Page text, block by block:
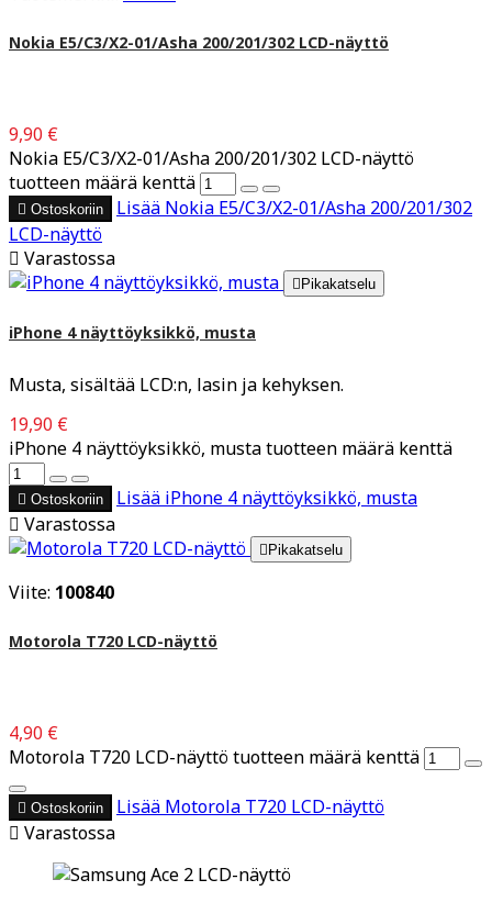
Nokia E5/C3/X2-01/Asha 200/201/302 LCD-näyttö
9,90 €
Nokia E5/C3/X2-01/Asha 200/201/302 LCD-näyttö
tuotteen määrä kenttä
 Ostoskoriin Lisää Nokia E5/C3/X2-01/Asha 200/201/302
LCD-näyttö
 Varastossa
Pikakatselu
iPhone 4 näyttöyksikkö, musta
Musta, sisältää LCD:n, lasin ja kehyksen.
19,90 €
iPhone 4 näyttöyksikkö, musta tuotteen määrä kenttä
 Ostoskoriin Lisää iPhone 4 näyttöyksikkö, musta
 Varastossa
 Pikakatselu
Viite: 100840
Motorola T720 LCD-näyttö
4,90 €
Motorola T720 LCD-näyttö tuotteen määrä kenttä
 Ostoskoriin Lisää Motorola T720 LCD-näyttö
 Varastossa